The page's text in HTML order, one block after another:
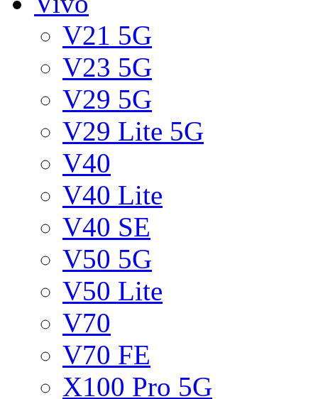
V21 5G
V23 5G
V29 5G
V29 Lite 5G
V40
V40 Lite
V40 SE
V50 5G
V50 Lite
V70
V70 FE
X100 Pro 5G